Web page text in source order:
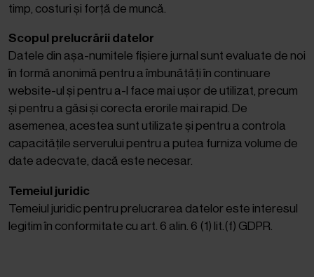
timp, costuri și forță de muncă.
Scopul prelucrării datelor
Datele din așa-numitele fișiere jurnal sunt evaluate de noi
în formă anonimă pentru a îmbunătăți în continuare
website-ul și pentru a-l face mai ușor de utilizat, precum
și pentru a găsi și corecta erorile mai rapid. De
asemenea, acestea sunt utilizate și pentru a controla
capacitățile serverului pentru a putea furniza volume de
date adecvate, dacă este necesar.
Temeiul juridic
Temeiul juridic pentru prelucrarea datelor este interesul
legitim în conformitate cu art. 6 alin. 6 (1) lit.(f) GDPR.